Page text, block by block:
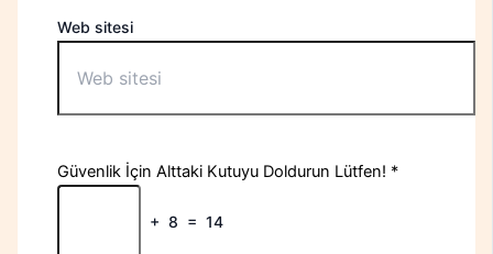
Web sitesi
Güvenlik İçin Alttaki Kutuyu Doldurun Lütfen! *
+ 8 = 14